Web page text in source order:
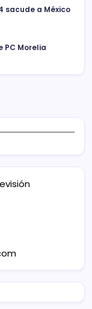
sacude a México
PC Morelia